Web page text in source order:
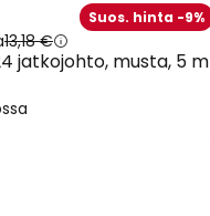
jatkojohto, musta, 5 m
Suos. hinta -9%
13,18 €